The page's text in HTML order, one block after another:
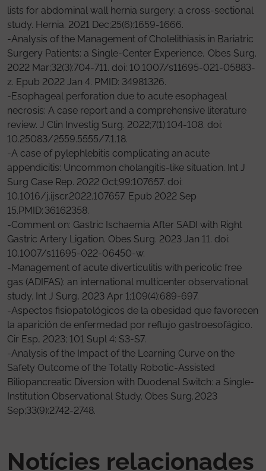
lists for abdominal wall hernia surgery: a cross-sectional
study. Hernia. 2021 Dec;25(6):1659-1666.
-Analysis of the Management of Cholelithiasis in Bariatric
Surgery Patients: a Single‐Center Experience. Obes Surg.
2022 Mar;32(3):704-711. doi: 10.1007/s11695-021-05883-
z. Epub 2022 Jan 4. PMID: 34981326.
-Esophageal perforation due to acute esophageal
necrosis: A case report and a comprehensive literature
review. J Clin Investig Surg. 2022;7(1):104-108. doi:
10.25083/2559.5555/7.1.18.
-A case of pylephlebitis complicating an acute
appendicitis: Uncommon cholangitis-like situation. Int J
Surg Case Rep. 2022 Oct;99:107657. doi:
10.1016/j.ijscr.2022.107657. Epub 2022 Sep
15.PMID: 36162358.
-Comment on: Gastric Ischaemia After SADI with Right
Gastric Artery Ligation. Obes Surg. 2023 Jan 11. doi:
10.1007/s11695-022-06450-w.
-Management of acute diverticulitis with pericolic free
gas (ADIFAS): an international multicenter observational
study. Int J Surg, 2023 Apr 1;109(4):689-697.
-Aspectos fisiopatológicos de la obesidad que favorecen
la aparición de enfermedad por reflujo gastroesofágico.
Cir Esp, 2023; 101 Supl 4: S3-S7.
-Analysis of the Impact of the Learning Curve on the
Safety Outcome of the Totally Robotic-Assisted
Biliopancreatic Diversion with Duodenal Switch: a Single-
Institution Observational Study. Obes Surg. 2023
Sep;33(9):2742-2748.
Notícies relacionades